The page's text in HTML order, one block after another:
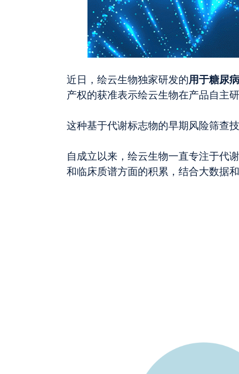
近日，绘云生物独家研发的用于糖尿
产权的获准表示绘云生物在产品自主
这种基于代谢标志物的早期风险筛查
自成立以来，绘云生物一直专注于代
和临床质谱方面的积累，结合大数据